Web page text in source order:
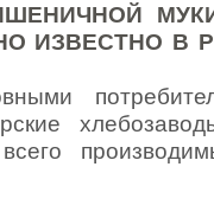
ИЗВЕСТНО В